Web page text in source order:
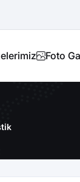
Foto